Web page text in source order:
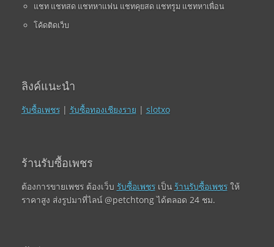
แชท แชทสด แชทหาแฟน แชทคุยสด แชทรูม แชทหาเพื่อน
โค้ดติดเว็บ
ลิงค์แนะนำ
รับซื้อเพชร| รับซื้อทองเชียงราย | slotxo
ร้านรับซื้อเพชร
ต้องการขายเพชร ต้องเว็บ รับซื้อเพชรเป็น ร้านรับซื้อเพชรให้
ราคาสูง ส่งรูปมาที่ไลน์ @petchtong ได้ตลอด 24 ชม.